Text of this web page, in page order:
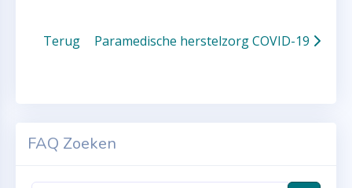
Terug Paramedische herstelzorg COVID-19
FAQ Zoeken